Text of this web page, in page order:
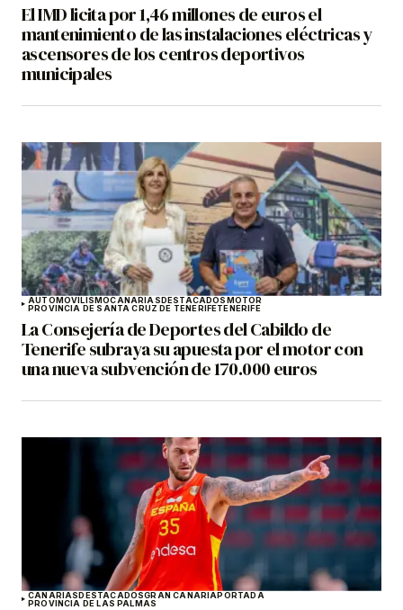
El IMD licita por 1,46 millones de euros el
mantenimiento de las instalaciones eléctricas y
ascensores de los centros deportivos
municipales
AUTOMOVILISMOCANARIASDESTACADOSMOTOR
PROVINCIA DE SANTA CRUZ DE TENERIFETENERIFE
La Consejería de Deportes del Cabildo de
Tenerife subraya su apuesta por el motor con
una nueva subvención de 170.000 euros
CANARIASDESTACADOSGRAN CANARIAPORTADA
PROVINCIA DE LAS PALMAS